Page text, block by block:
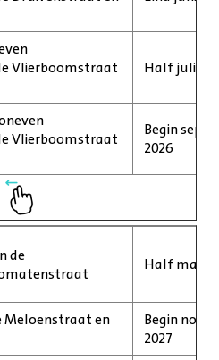
Vlierboomstraat
Half juli
Vlierboomstraat
Begin
2026
de
Half maart
Meloenstraat en
Begin
2027